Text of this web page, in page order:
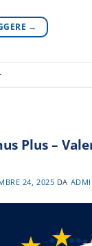
→
Plus –
24, 2025 DA